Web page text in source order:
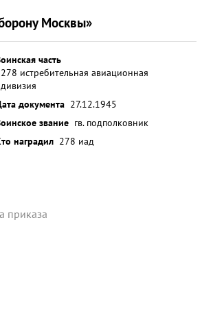
Москвы»
часть
278 истребительная авиационная
дивизия
документа 27.12.1945
звание гв. подполковник
наградил 278 иад
приказа